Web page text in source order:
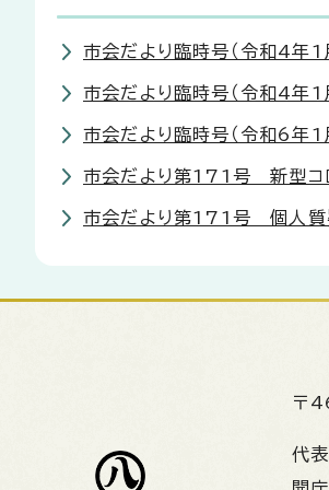
市会だより臨時号（令和4年
市会だより臨時号（令和4年
市会だより臨時号（令和6年
市会だより第171号 新型コ
市会だより第171号 個人質
〒
代表